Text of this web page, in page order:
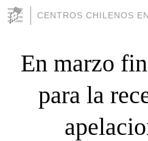
CENTROS CHILENOS
En marzo
para la